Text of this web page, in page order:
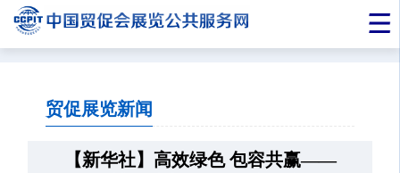
贸促展览新闻
【新华社】高效绿色 包容共赢——